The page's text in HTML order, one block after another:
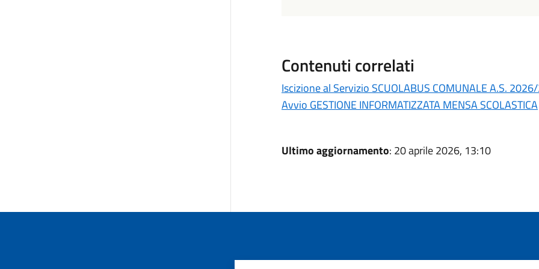
Contenuti correlati
Iscizione al Servizio SCUOLABUS COMUNALE A.S.
Avvio GESTIONE INFORMATIZZATA MENSA SCOLASTICA
Ultimo aggiornamento: 20 aprile 2026, 13:10